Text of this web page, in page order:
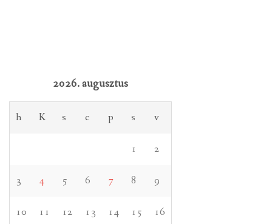
2026. augusztus
h K s c p s v
1 2
3 4 5 6 7 8 9
10 11 12 13 14 15 16